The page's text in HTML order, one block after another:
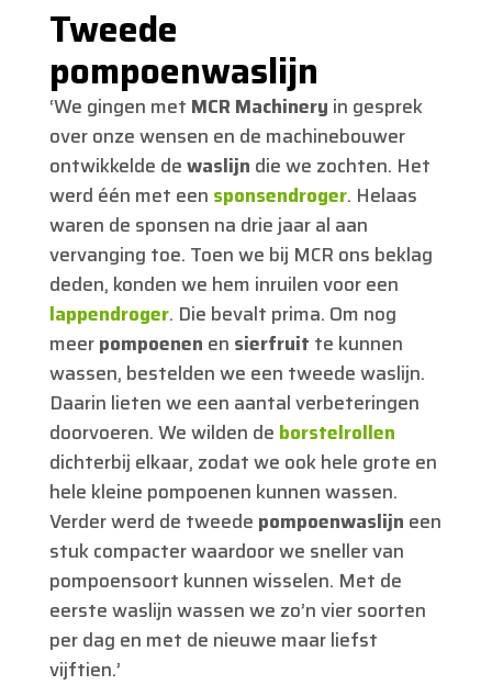
Tweede
pompoenwaslijn
‘We gingen met MCR Machinery in gesprek
over onze wensen en de machinebouwer
ontwikkelde dewaslijn die we zochten. Het
werd één met een sponsendroger. Helaas
waren de sponsen na drie jaar al aan
vervanging toe. Toen we bij MCR ons beklag
deden, konden we hem inruilen voor een
lappendroger. Die bevalt prima. Om nog
meerpompoenen en sierfruit te kunnen
wassen, bestelden we een tweede waslijn.
Daarin lieten we een aantal verbeteringen
doorvoeren. We wilden de borstelrollen
dichterbij elkaar, zodat we ook hele grote en
hele kleine pompoenen kunnen wassen.
Verder werd de tweede pompoenwaslijn een
stuk compacter waardoor we sneller van
pompoensoort kunnen wisselen. Met de
eerste waslijn wassen we zo’n vier soorten
per dag en met de nieuwe maar liefst
vijftien.’